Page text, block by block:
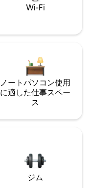
Wi-Fi
ノートパソコン使用
に適した仕事スペー
ス
ジム